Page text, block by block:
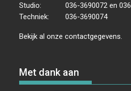
Studio:
036-3690072 en
Techniek:
036-3690074
Bekijk al onzecontactgegevens
Met dank aan